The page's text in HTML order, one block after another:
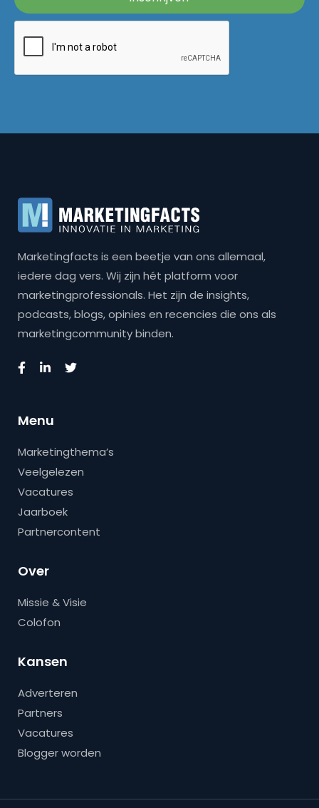
Marketingfacts is een beetje van ons allemaal,
iedere dag vers. Wij zijn hét platform voor
marketingprofessionals. Het zijn de insights,
podcasts, blogs, opinies en recencies die ons als
marketingcommunity binden.
Menu
Marketingthema’s
Veelgelezen
Vacatures
Jaarboek
Partnercontent
Over
Missie & Visie
Colofon
Kansen
Adverteren
Partners
Vacatures
Blogger worden